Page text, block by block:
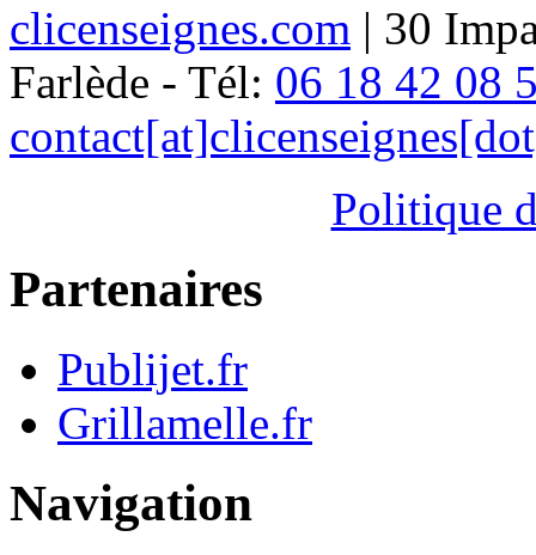
clicenseignes.com | 30
Farlède - Tél: 06 18 42 08
Politique
Partenaires
Publijet.fr
Grillamelle.fr
Navigation